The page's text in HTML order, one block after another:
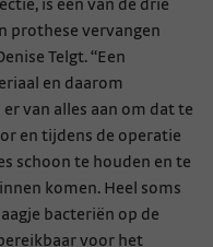
is één van de drie
prothese vervangen
Telgt. “Een
en daarom
van alles aan om dat te
en tijdens de operatie
schoon te houden en te
komen. Heel soms
bacteriën op de
voor het